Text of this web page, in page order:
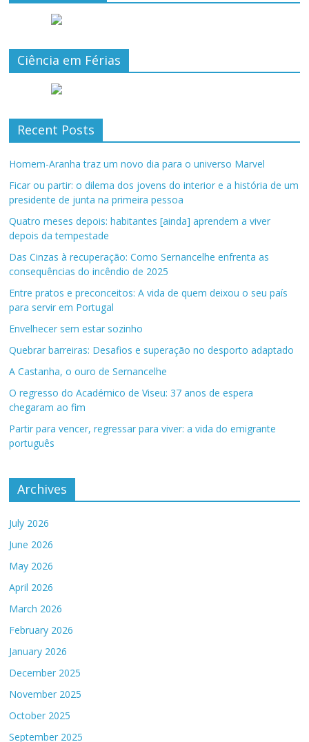
Ciência em Férias
Recent Posts
Homem-Aranha traz um novo dia para o universo Marvel
Ficar ou partir: o dilema dos jovens do interior e a história de um
presidente de junta na primeira pessoa
Quatro meses depois: habitantes [ainda] aprendem a viver
depois da tempestade
Das Cinzas à recuperação: Como Sernancelhe enfrenta as
consequências do incêndio de 2025
Entre pratos e preconceitos: A vida de quem deixou o seu país
para servir em Portugal
Envelhecer sem estar sozinho
Quebrar barreiras: Desafios e superação no desporto adaptado
A Castanha, o ouro de Sernancelhe
O regresso do Académico de Viseu: 37 anos de espera
chegaram ao fim
Partir para vencer, regressar para viver: a vida do emigrante
português
Archives
July 2026
June 2026
May 2026
April 2026
March 2026
February 2026
January 2026
December 2025
November 2025
October 2025
September 2025